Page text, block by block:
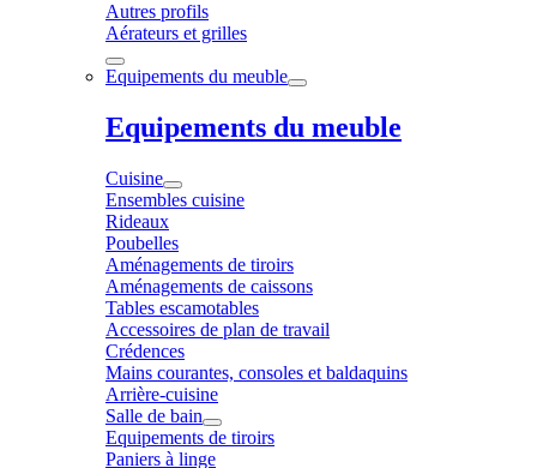
Autres profils
Aérateurs et grilles
Equipements du meuble
Equipements du meuble
Cuisine
Ensembles cuisine
Rideaux
Poubelles
Aménagements de tiroirs
Aménagements de caissons
Tables escamotables
Accessoires de plan de travail
Crédences
Mains courantes, consoles et baldaquins
Arrière-cuisine
Salle de bain
Equipements de tiroirs
Paniers à linge